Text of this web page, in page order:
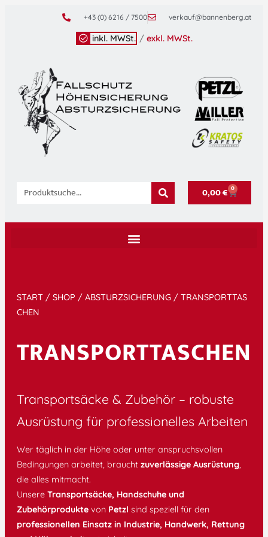
+43 (0) 6216 / 7500 verkauf@bannenberg.at
inkl. MWSt. / exkl. MWSt.
0,00€ 0
START / SHOP / ABSTURZSICHERUNG / TRANSPORTTAS
CHEN
TRANSPORTTASCHEN
Transportsäcke & Zubehör – robuste
Ausrüstung für professionelles Arbeiten
Wer täglich in der Höhe oder unter anspruchsvollen
Bedingungen arbeitet, braucht zuverlässige Ausrüstung,
die alles mitmacht.
Unsere Transportsäcke, Handschuhe und
Zubehörprodukte von Petzl sind speziell für den
professionellen Einsatz in Industrie, Handwerk, Rettung